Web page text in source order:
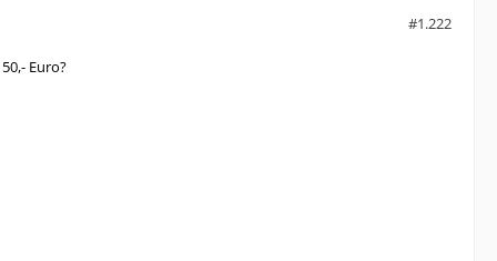
#1.222
Euro?